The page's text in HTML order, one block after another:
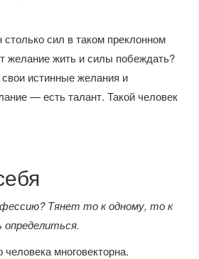
сил в таком преклонном
желание жить и силы побеждать?
истинные желания и
— есть талант. Такой человек
Тянет то к одному, то к
многовекторна.